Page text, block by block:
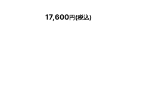
17,600円(税込)